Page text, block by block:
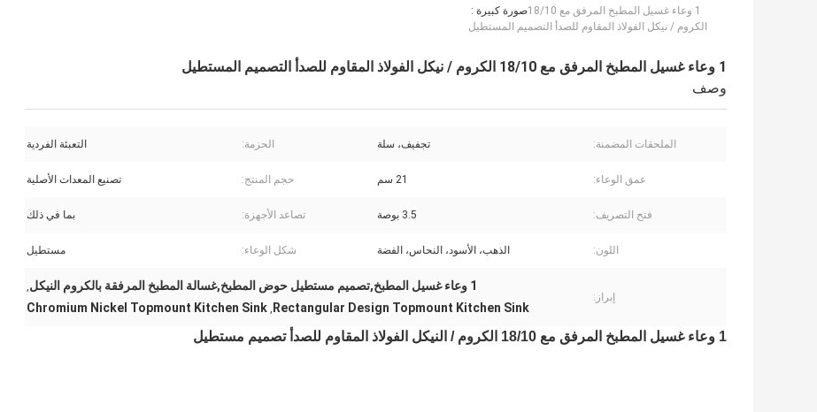
صورة كبيرة :1 وعاء غسيل المطبخ المرفق مع 18/10
الكروم / نيكل الفولاذ المقاوم للصدأ التصميم المستطيل
1 وعاء غسيل المطبخ المرفق مع 18/10 الكروم / نيكل الفولاذ المقاوم للصدأ التصميم المستطيل
وصف
الملحقات المضمنة: تجفيف، سلة الحزمة: التعبئة الفردية
عمق الوعاء: 21 سم حجم المنتج: تصنيع المعدات الأصلية
فتح التصريف: 3.5 بوصة تصاعد الأجهزة: بما في ذلك
اللون: الذهب، الأسود، النحاس، الفضة شكل الوعاء: مستطيل
إبراز:
1 وعاء غسيل المطبخ,تصميم مستطيل حوض المطبخ,غسالة المطبخ المرفقة بالكروم النيكل ,
Rectangular Design Topmount Kitchen Sink
,
Chromium Nickel Topmount Kitchen Sink
1 وعاء غسيل المطبخ المرفق مع 18/10 الكروم / النيكل الفولاذ المقاوم للصدأ تصميم مستطيل